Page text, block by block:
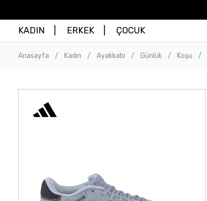
KADIN ERKEK ÇOCUK
Anasayfa / Kadın / Ayakkabı / Günlük / Koşu /